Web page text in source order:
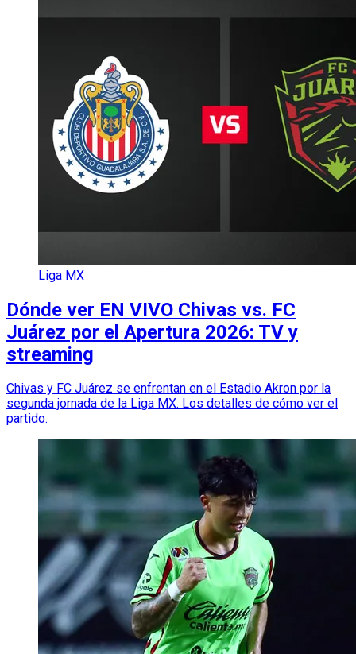
Liga MX
Dónde ver EN VIVO Chivas vs. FC
Juárez por el Apertura 2026: TV y
streaming
Chivas y FC Juárez se enfrentan en el Estadio Akron por la
segunda jornada de la Liga MX. Los detalles de cómo ver el
partido.